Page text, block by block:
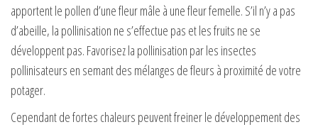
apportent le pollen d’une fleur mâle à une fleur femelle. S’il n’y a pas
d’abeille, la pollinisation ne s’effectue pas et les fruits ne se
développent pas. Favorisez la pollinisation par les insectes
pollinisateurs en semant des mélanges de fleurs à proximité de votre
potager.
Cependant de fortes chaleurs peuvent freiner le développement des